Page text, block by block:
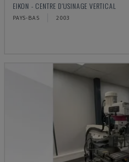
EIKON - CENTRE D'USINAGE VERTICAL
PAYS-BAS 2003